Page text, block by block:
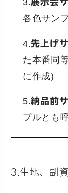
各色サン
4.先上げ
た本番同
に作成)
5.納品前
プルとも
3.生地、副